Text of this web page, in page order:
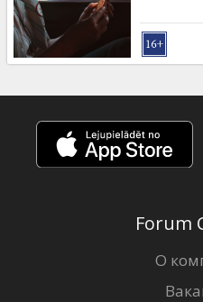
B2B
Клуб
Forum
О